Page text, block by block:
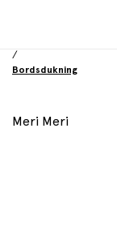
/
Bordsdukning
Meri Meri